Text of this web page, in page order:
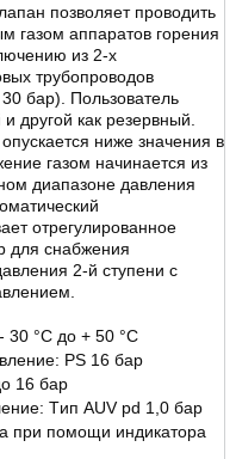
позволяет проводить
газом аппаратов горения
из 2-х
трубопроводов
бар). Пользователь
другой как резервный.
ниже значения в
газом начинается из
диапазоне давления
отрегулированное
для снабжения
2-й ступени с
30 °C до + 50 °C
PS 16 бар
16 бар
Tип AUV pd 1,0 бар
при помощи индикатора